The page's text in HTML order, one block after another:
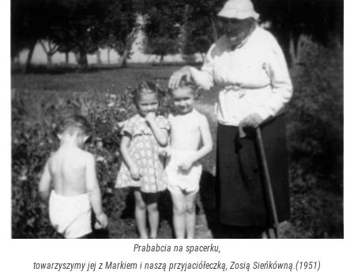
Prababcia na spacerku,
towarzyszymy jej z Markiem i naszą przyjaciółeczką, Zosią Sieńkówną.(1951)